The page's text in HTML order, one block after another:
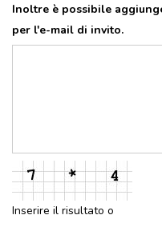
GEMELLO DIGITALE BORGO
DOVE MANGIARE
MURO
DIPINTO
Inoltre è possibile
per l'e-mail di invito.
Inserire il risultato o